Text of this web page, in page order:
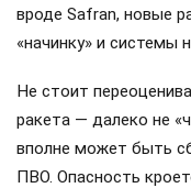
вроде Safran, новые
«начинку» и системы
Не стоит
ракета — далеко не
вполне может быть
ПВО. Опасность